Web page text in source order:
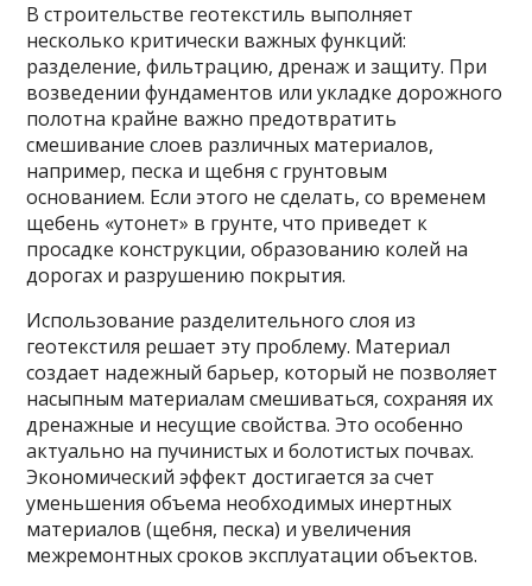
В строительстве геотекстиль выполняет
несколько критически важных функций:
разделение, фильтрацию, дренаж и защиту. При
возведении фундаментов или укладке дорожного
полотна крайне важно предотвратить
смешивание слоев различных материалов,
например, песка и щебня с грунтовым
основанием. Если этого не сделать, со временем
щебень «утонет» в грунте, что приведет к
просадке конструкции, образованию колей на
дорогах и разрушению покрытия.
Использование разделительного слоя из
геотекстиля решает эту проблему. Материал
создает надежный барьер, который не позволяет
насыпным материалам смешиваться, сохраняя их
дренажные и несущие свойства. Это особенно
актуально на пучинистых и болотистых почвах.
Экономический эффект достигается за счет
уменьшения объема необходимых инертных
материалов (щебня, песка) и увеличения
межремонтных сроков эксплуатации объектов.